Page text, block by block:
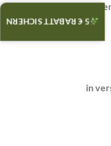
in
5 € RABATT SICHERN